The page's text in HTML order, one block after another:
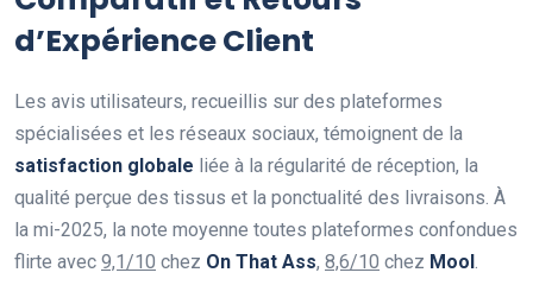
d’Expérience Client
Les avis utilisateurs, recueillis sur des plateformes
spécialisées et les réseaux sociaux, témoignent de la
satisfaction globale liée à la régularité de réception, la
qualité perçue des tissus et la ponctualité des livraisons. À
la mi-2025, la note moyenne toutes plateformes confondues
flirte avec 9,1/10 chez On That Ass, 8,6/10 chez Mool